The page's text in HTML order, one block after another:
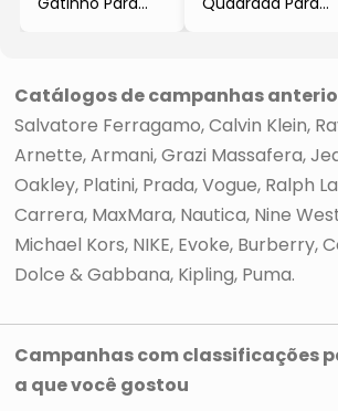
- Salvatore
Ferragamo
Amarela
- Calvin Klein
Catálogos de campanhas
Salvatore Ferragamo Calvin Klein
Arnette Armani Grazi Massafera
Oakley Platini Prada Vogue Ralph
Carrera MaxMara Nautica Nine
Michael Kors NIKE Evoke Burberry
Dolce & Gabbana Kipling Puma
Campanhas com classificações
a que você gostou